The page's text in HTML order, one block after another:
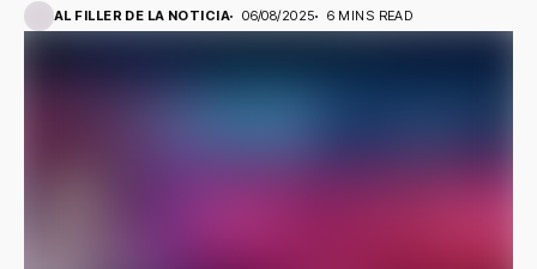
AL FILLER DE LA NOTICIA 06/08/2025 6 MINS READ